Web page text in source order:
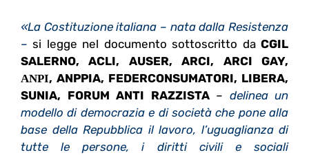
«La Costituzione italiana – nata dalla Resistenza
–si legge nel documento sottoscritto daCGIL
SALERNO, ACLI, AUSER, ARCI, ARCI GAY,
ΑΝΡΙ, ANPPIA, FEDERCONSUMATORI, LIBERA,
SUNIA, FORUM ANTI RAZZISTA– delinea un
modello di democrazia e di società che pone alla
base della Repubblica il lavoro, l’uguaglianza di
tutte le persone, i diritti civili e sociali